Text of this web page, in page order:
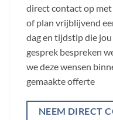
direct contact op met
of plan vrijblijvend
dag en tijdstip die
gesprek bespreken
we deze wensen
gemaakte offerte
NEEM DIRECT